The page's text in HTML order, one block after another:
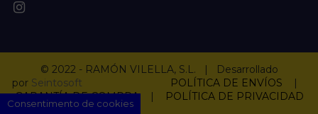
© 2022 - RAMÓN VILELLA, S.L. | Desarrollado
por Seintosoft POLÍTICA DE ENVÍOS
|
GARANTÍA DE COMPRA| POLÍTICA DE PRIVACIDAD
Consentimento de cookies